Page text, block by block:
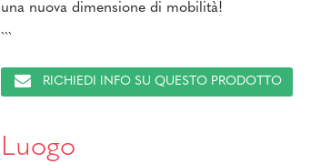
una nuova dimensione di mobilità!
```
RICHIEDI INFO SU QUESTO PRODOTTO
Luogo